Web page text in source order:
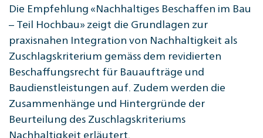
Die Empfehlung «Nachhaltiges Beschaffen im Bau
– Teil Hochbau» zeigt die Grundlagen zur
praxisnahen Integration von Nachhaltigkeit als
Zuschlagskriterium gemäss dem revidierten
Beschaffungsrecht für Bauaufträge und
Baudienstleistungen auf. Zudem werden die
Zusammenhänge und Hintergründe der
Beurteilung des Zuschlagskriteriums
Nachhaltigkeit erläutert.